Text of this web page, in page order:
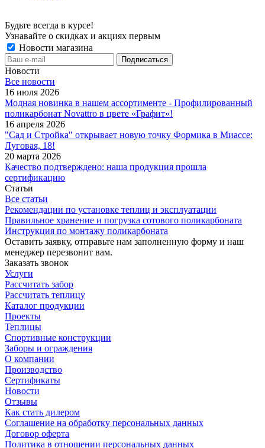
Будьте всегда в курсе!
Узнавайте о скидках и акциях первым
Новости магазина
Новости
Все новости
16 июля 2026
Модная новинка в нашем ассортименте - Профилированный
поликарбонат Novattro в цвете «Графит»!
16 апреля 2026
"Сад и Стройка" открывает новую точку Формика в Миассе:
Луговая, 18!
20 марта 2026
Качество подтверждено: наша продукция прошла
сертификацию
Статьи
Все статьи
Рекомендации по установке теплиц и эксплуатации
Правильное хранение и погрузка сотового поликарбоната
Инструкция по монтажу поликарбоната
Оставить заявку, отправьте нам заполненную форму и наш
менеджер перезвонит вам.
Заказать звонок
Услуги
Рассчитать забор
Рассчитать теплицу
Каталог продукции
Проекты
Теплицы
Спортивные конструкции
Заборы и ограждения
О компании
Производство
Сертификаты
Новости
Отзывы
Как стать дилером
Соглашение на обработку персональных данных
Договор оферта
Политика в отношении персональных данных